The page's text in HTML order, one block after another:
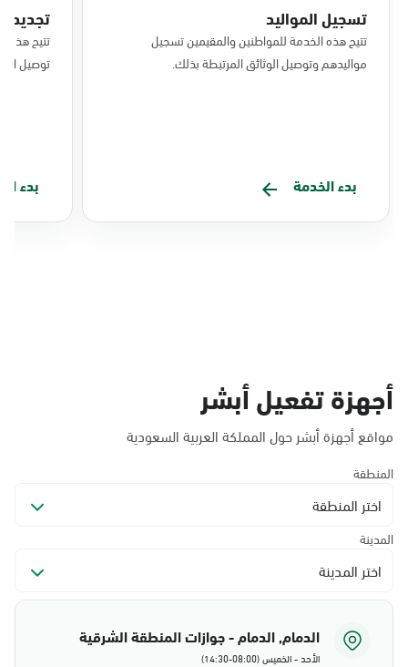
تسجيل المواليد
تتيح هذه الخدمة للمواطنين والمقيمين تسجيل
مواليدهم وتوصيل الوثائق المرتبطة بذلك.
بدء الخدمة
تجديد
تتيح هذه
توصيل
بدء
أجهزة تفعيل أبشر
مواقع أجهزة أبشر حول المملكة العربية السعودية
المنطقة
اختر المنطقة
المدينة
اختر المدينة
الدمام, الدمام - جوازات المنطقة الشرقية
الأحد - الخميس (08:00-14:30)